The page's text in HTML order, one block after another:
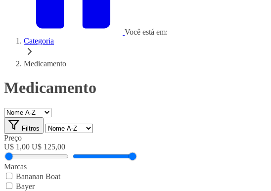
Você está em:
Categoria
Medicamento
Medicamento
Filtros
Preço
U$ 1,00 U$ 125,00
Marcas
Bananan Boat
Bayer